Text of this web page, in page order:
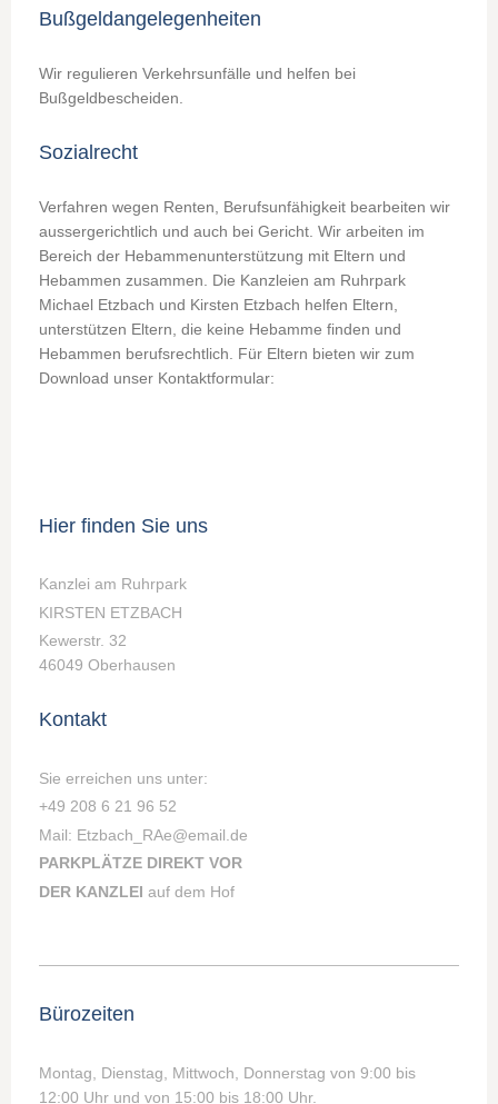
Bußgeldangelegenheiten
Wir regulieren Verkehrsunfälle und helfen bei
Bußgeldbescheiden.
Sozialrecht
Verfahren wegen Renten, Berufsunfähigkeit bearbeiten wir
aussergerichtlich und auch bei Gericht. Wir arbeiten im
Bereich der Hebammenunterstützung mit Eltern und
Hebammen zusammen. Die Kanzleien am Ruhrpark
Michael Etzbach und Kirsten Etzbach helfen Eltern,
unterstützen Eltern, die keine Hebamme finden und
Hebammen berufsrechtlich. Für Eltern bieten wir zum
Download unser Kontaktformular:
Hier finden Sie uns
Kanzlei am Ruhrpark
KIRSTEN ETZBACH
Kewerstr. 32
46049 Oberhausen
Kontakt
Sie erreichen uns unter:
+49 208 6 21 96 52
Mail: Etzbach_RAe@email.de
PARKPLÄTZE DIREKT VOR
DER KANZLEI auf dem Hof
Bürozeiten
Montag, Dienstag, Mittwoch, Donnerstag von 9:00 bis
12:00 Uhr und von 15:00 bis 18:00 Uhr.